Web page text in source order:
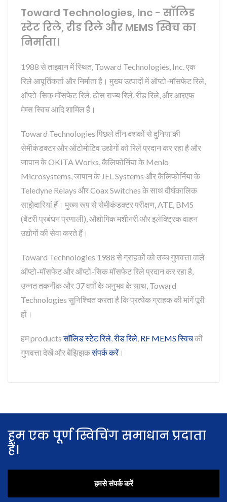
Toward Technologies, Inc - सॉलिड
स्टेट रिले, रीड रिले और MEMS स्विच का
निर्माता।
1988 से ताइवान में स्थित, Toward Technologies, Inc. एक
रिले आपूर्तिकर्ता और निर्माता है। मुख्य उत्पादों में ऑप्टो-मॉसफेट रिले,
ऑप्टो-सिक मॉसफेट रिले, ठोस राज्य रिले, रीड रिले, और आरएफ
मेम्स स्विच आदि शामिल हैं।
Toward Technologies पिछले तीन दशकों से दुनिया की
सेमीकंडक्टर और ऑटोमोटिव उद्योगों को रिले प्रदान कर रहा है और
जापान के OKITA Works, कैलिफोर्निया के Menlo
Microsystems, जापान के JEL Systems और कैलिफोर्निया के
Teledyne Relays और Coax Switches के साथ दीर्घकालिक
साझेदारियां हैं। मुख्य रूप से सेमीकंडक्टर परीक्षण, ATE, BMS
(बैटरी प्रबंधन प्रणाली), औद्योगिक मशीनरी और इलेक्ट्रिक वाहन
उद्योगों की सेवा करते हैं।
Toward Technologies 1988 से ग्राहकों को उच्च गुणवत्ता वाले
ऑप्टो-मॉसफेट और ऑप्टो-सिक मॉसफेट रिले प्रदान कर रहा है,
उन्नत तकनीक और 37 वर्षों के अनुभव के साथ, Toward
Technologies सुनिश्चित करता है कि प्रत्येक ग्राहक की मांगें पूरी
हों।
हम productsसॉलिड स्टेट रिले,रीड रिले, RF MEMS स्विचकी
गुणवत्ता देखें और बेझिझकसंपर्क करें।
हम एक पूर्ण स्विचिंग समाधान प्रदाता
हैं।
हमसे संपर्क करें